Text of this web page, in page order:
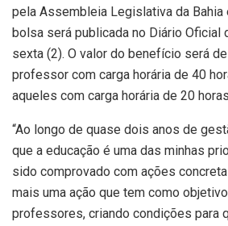
pela Assembleia Legislativa da Bahia
bolsa será publicada no Diário Oficial
sexta (2). O valor do benefício será
professor com carga horária de 40
aqueles com carga horária de 20
“Ao longo de quase dois anos de
que a educação é uma das minhas
sido comprovado com ações
mais uma ação que tem como
professores, criando condições para